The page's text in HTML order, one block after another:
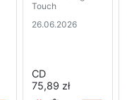
Touch
26.06.2026
CD
75,89 zł